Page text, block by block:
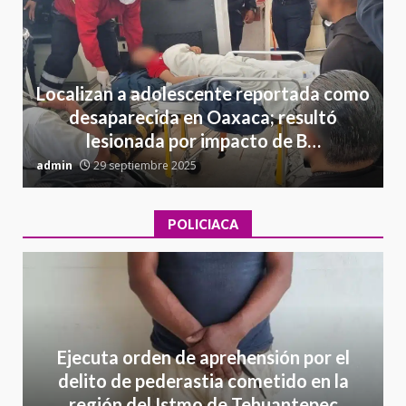
Localizan a adolescente reportada como
desaparecida en Oaxaca; resultó
lesionada por impacto de B…
admin 29 septiembre 2025
POLICIACA
Ejecuta orden de aprehensión por el
delito de pederastia cometido en la